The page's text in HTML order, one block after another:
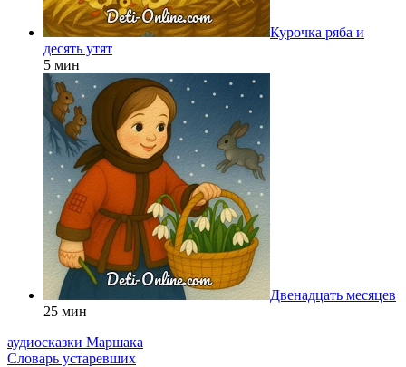
Курочка ряба и
десять утят
5 мин
Двенадцать месяцев
25 мин
аудиосказки Маршака
Словарь устаревших